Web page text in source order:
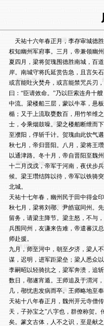
天祐十六年春正月，李存审城
权知幽州军府事。三月，帝兼领幽
夏四月，梁将贺瑰围德胜南城，百
岸。南城守将氏延赏告急，且言矢
或言能吐火焚舟，或言能禁咒兵刃
曰：“臣请效命。”乃以巨索连舟十
中流。梁楼船三层，蒙以牛革，悬
楯；又于上流取甕数百，用竹笮维
士，令乘烟鼓噪。梁之楼船断绁而
至濮阳，俘斩千计。贺瑰由此饮气
秋七月，帝归晋阳。八月，梁将王
以通津路。冬十月，帝自晋阳至魏
十二月戊戌，帝军于河南，夜伏步
候。梁王瓚结阵以待，帝军以铁骑
北城。
天祐十七年春，幽州民于田中得金
秋七月，梁将刘鄩、尹皓寇同州。
留务，请梁主降节。梁主怒，不与
兵围同州，友谦来告难，帝遣蕃汉
师赴援。
九月，师至河中，朝至夕济，梁人
谋，迟明，进军距梁垒；梁人悉众
李嗣昭以轻骑抗之，梁军奔溃，追
数日，鄩遂宵遁。王师追及于渭河
几，鄩忧恚发病而卒。王师略地至
天祐十八年春正月，魏州开元寺僧
天，子孙宝之”八字也，群僚称贺
矣。篆文古体，人不之识，至是献